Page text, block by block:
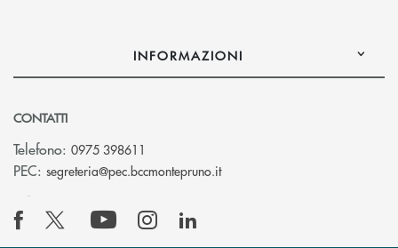
INFORMAZIONI
CONTATTI
Telefono: 0975 398611
PEC: segreteria@pec.bccmontepruno.it(si apre l’app di posta